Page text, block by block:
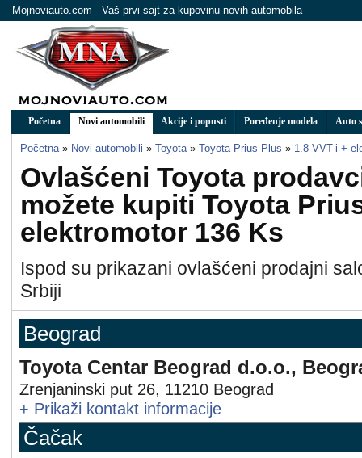
Mojnoviauto.com - Vaš prvi sajt za kupovinu novih automobila
Početna Novi automobili Akcije i popusti Poređenje modela Auto
Početna » Novi automobili » Toyota » Toyota Prius Plus » 1.8 VVT-i +
Ovlašćeni Toyota
možete kupiti Toyota
elektromotor 136 Ks
Ispod su prikazani ovlašćeni prodajni
Srbiji
Beograd
Toyota Centar Beograd d.o.o.,
Zrenjaninski put 26, 11210 Beograd
+ Prikaži kontakt informacije
Čačak